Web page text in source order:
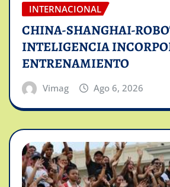
INTERNACIONAL
CHINA-SHANGHAI-
INTELIGENCIA
ENTRENAMIENTO
Vimag Ago 6, 2026